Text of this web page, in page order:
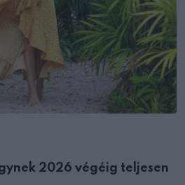
2026 végéig teljesen